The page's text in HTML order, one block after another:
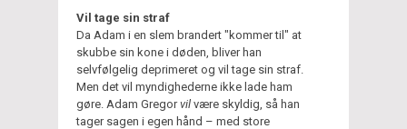
Vil tage sin straf
Da Adam i en slem brandert "kommer til" at
skubbe sin kone i døden, bliver han
selvfølgelig deprimeret og vil tage sin straf.
Men det vil myndighederne ikke lade ham
gøre. Adam Gregorvil være skyldig, så han
tager sagen i egen hånd – med store